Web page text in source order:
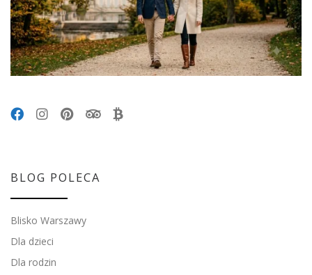
BLOG POLECA
Blisko Warszawy
Dla dzieci
Dla rodzin